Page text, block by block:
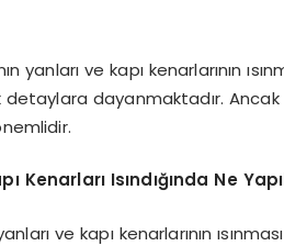
yanları ve kapı kenarlarının
dayanmaktadır. Ancak
Kenarları Isındığında Ne
ve kapı kenarlarının